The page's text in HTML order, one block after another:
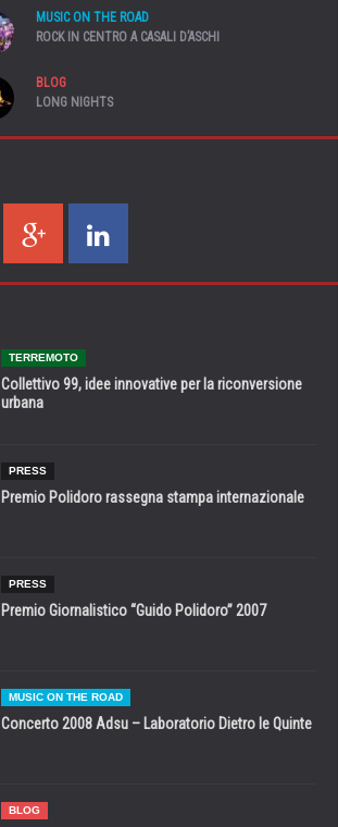
MUSIC ON THE ROAD
ROCK IN CENTRO A CASALI D’ASCHI
BLOG
LONG NIGHTS
TERREMOTO
Collettivo 99, idee innovative per la riconversione
urbana
PRESS
Premio Polidoro rassegna stampa internazionale
PRESS
Premio Giornalistico “Guido Polidoro” 2007
MUSIC ON THE ROAD
Concerto 2008 Adsu – Laboratorio Dietro le Quinte
BLOG